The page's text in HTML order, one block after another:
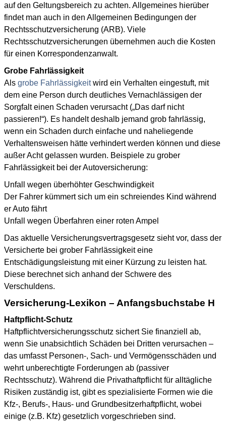
auf den Geltungsbereich zu achten. Allgemeines hierüber
findet man auch in den Allgemeinen Bedingungen der
Rechtsschutzversicherung (ARB). Viele
Rechtsschutzversicherungen übernehmen auch die Kosten
für einen Korrespondenzanwalt.
Grobe Fahrlässigkeit
Als grobe Fahrlässigkeitwird ein Verhalten eingestuft, mit
dem eine Person durch deutliches Vernachlässigen der
Sorgfalt einen Schaden verursacht („Das darf nicht
passieren!“). Es handelt deshalb jemand grob fahrlässig,
wenn ein Schaden durch einfache und naheliegende
Verhaltensweisen hätte verhindert werden können und diese
außer Acht gelassen wurden. Beispiele zu grober
Fahrlässigkeit bei der Autoversicherung:
Unfall wegen überhöhter Geschwindigkeit
Der Fahrer kümmert sich um ein schreiendes Kind während
er Auto fährt
Unfall wegen Überfahren einer roten Ampel
Das aktuelle Versicherungsvertragsgesetz sieht vor, dass der
Versicherte bei grober Fahrlässigkeit eine
Entschädigungsleistung mit einer Kürzung zu leisten hat.
Diese berechnet sich anhand der Schwere des
Verschuldens.
Versicherung-Lexikon – Anfangsbuchstabe H
Haftpflicht-Schutz
Haftpflichtversicherungsschutz sichert Sie finanziell ab,
wenn Sie unabsichtlich Schäden bei Dritten verursachen –
das umfasst Personen-, Sach- und Vermögensschäden und
wehrt unberechtigte Forderungen ab (passiver
Rechtsschutz). Während die Privathaftpflicht für alltägliche
Risiken zuständig ist, gibt es spezialisierte Formen wie die
Kfz-, Berufs-, Haus- und Grundbesitzerhaftpflicht, wobei
einige (z.B. Kfz) gesetzlich vorgeschrieben sind.